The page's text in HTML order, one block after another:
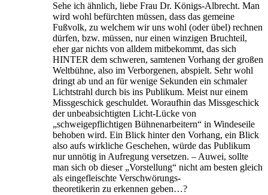
Sehe ich ähnlich, liebe Frau Dr. Königs-Albrecht. Man
wird wohl befürchten müssen, dass das gemeine
Fußvolk, zu welchem wir uns wohl (oder übel) rechnen
dürfen, bzw. müssen, nur einen winzigen Bruchteil,
eher gar nichts von alldem mitbekommt, das sich
HINTER dem schweren, samtenen Vorhang der großen
Weltbühne, also im Verborgenen, abspielt. Sehr wohl
dringt ab und an für wenige Sekunden ein schmaler
Lichtstrahl durch bis ins Publikum. Meist nur einem
Missgeschick geschuldet. Woraufhin das Missgeschick
der unbeabsichtigten Licht-Lücke von
„schweigepflichtigen Bühnenarbeitern“ in Windeseile
behoben wird. Ein Blick hinter den Vorhang, ein Blick
also aufs wirkliche Geschehen, würde das Publikum
nur unnötig in Aufregung versetzen. – Auwei, sollte
man sich ob dieser „Vorstellung“ nicht am besten gleich
als eingefleischte Verschwörungs-
theoretikerin zu erkennen geben…?